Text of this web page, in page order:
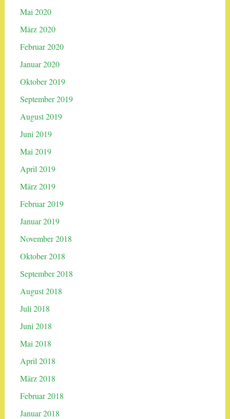
Mai 2020
März 2020
Februar 2020
Januar 2020
Oktober 2019
September 2019
August 2019
Juni 2019
Mai 2019
April 2019
März 2019
Februar 2019
Januar 2019
November 2018
Oktober 2018
September 2018
August 2018
Juli 2018
Juni 2018
Mai 2018
April 2018
März 2018
Februar 2018
Januar 2018